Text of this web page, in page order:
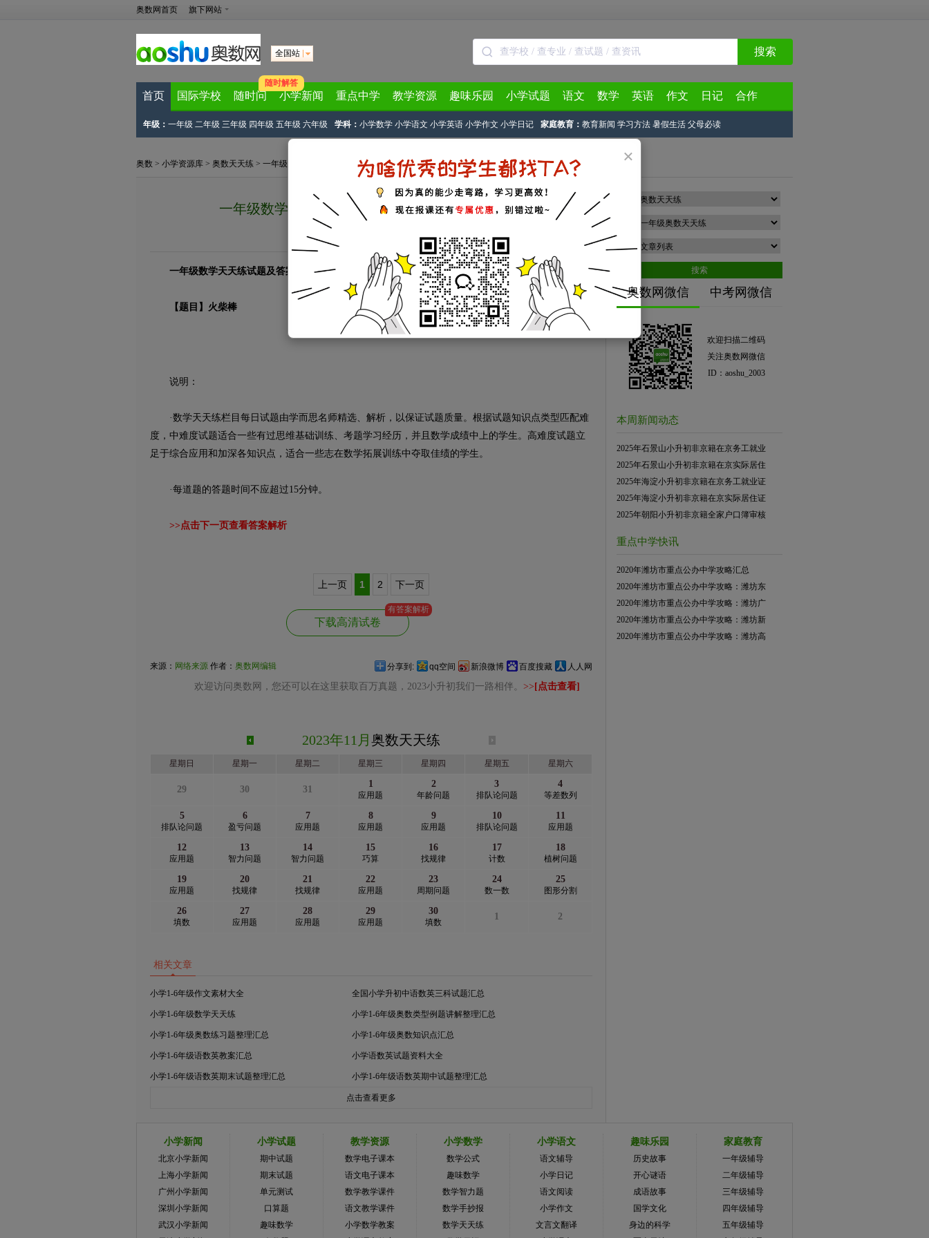
×
奥数网首页 旗下网站
全国站 搜索
首页 国际学校 随时问
随时解答
小学新闻 重点中学 教学资源 趣味乐园 小学试题 语文 数学 英语 作文 日记 合作
年级： 一年级 二年级 三年级 四年级 五年级 六年级 学科： 小学数学 小学语文 小学英语 小学作文 小学日记 家庭教育： 教育新闻 学习方法 暑假生活 父母必读
奥数 > 小学资源库 > 奥数天天练 > 一年级奥数天天练 文章列表> 正文
一年级数学天天练试题及答案2023.7.29（火柴棒）
2023-06-12 09:44:06 下载试卷
一年级数学天天练试题及答案
【题目】火柴棒
说明：
·数学天天练栏目每日试题由学而思名师精选、解析，以保证试题质量。根据试题知识点类型匹配难
度，中难度试题适合一些有过思维基础训练、考题学习经历，并且数学成绩中上的学生。高难度试题立
足于综合应用和加深各知识点，适合一些志在数学拓展训练中夺取佳绩的学生。
·每道题的答题时间不应超过15分钟。
>>点击下一页查看答案解析
上一页 1 2 下一页
下载高清试卷
有答案解析
来源： 网络来源 作者： 奥数网编辑 分享到: qq空间 新浪微博 百度搜藏 人人网
欢迎访问奥数网，您还可以在这里获取百万真题，2023小升初我们一路相伴。 >> [点击查看]
2023年11月 奥数天天练
星期日 星期一 星期二 星期三 星期四 星期五 星期六
29 30 31
1
应用题
2
年龄问题
3
排队论问题
4
等差数列
5
排队论问题
6
盈亏问题
7
应用题
8
应用题
9
应用题
10
排队论问题
11
应用题
12
应用题
13
智力问题
14
智力问题
15
巧算
16
找规律
17
计数
18
植树问题
19
应用题
20
找规律
21
找规律
22
应用题
23
周期问题
24
数一数
25
图形分割
26
填数
27
应用题
28
应用题
29
应用题
30
填数
1 2
相关文章
小学1-6年级作文素材大全 全国小学升初中语数英三科试题汇总
小学1-6年级数学天天练 小学1-6年级奥数类型例题讲解整理汇总
小学1-6年级奥数练习题整理汇总 小学1-6年级奥数知识点汇总
小学1-6年级语数英教案汇总 小学语数英试题资料大全
小学1-6年级语数英期末试题整理汇总 小学1-6年级语数英期中试题整理汇总
点击查看更多
类型
搜索
奥数网微信 中考网微信
欢迎扫描二维码
关注奥数网微信
ID：aoshu_2003
本周新闻动态
2025年石景山小升初非京籍在京务工就业
2025年石景山小升初非京籍在京实际居住
2025年海淀小升初非京籍在京务工就业证
2025年海淀小升初非京籍在京实际居住证
2025年朝阳小升初非京籍全家户口簿审核
重点中学快讯
2020年潍坊市重点公办中学攻略汇总
2020年潍坊市重点公办中学攻略：潍坊东
2020年潍坊市重点公办中学攻略：潍坊广
2020年潍坊市重点公办中学攻略：潍坊新
2020年潍坊市重点公办中学攻略：潍坊高
小学新闻
北京小学新闻
上海小学新闻
广州小学新闻
深圳小学新闻
武汉小学新闻
小学试题
期中试题
期末试题
单元测试
口算题
趣味数学
教学资源
数学电子课本
语文电子课本
数学教学课件
语文教学课件
小学数学教案
小学数学
数学公式
趣味数学
数学智力题
数学手抄报
数学天天练
小学语文
语文辅导
小学日记
语文阅读
小学作文
文言文翻译
趣味乐园
历史故事
开心谜语
成语故事
国学文化
身边的科学
家庭教育
一年级辅导
二年级辅导
三年级辅导
四年级辅导
五年级辅导